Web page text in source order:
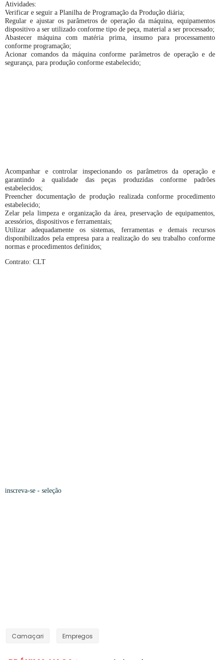
Atividades:
Verificar e seguir a Planilha de Programação da Produção diária;
Regular e ajustar os parâmetros de operação da máquina, equipamentos
dispositivo a ser utilizado conforme tipo de peça, material a ser processado;
Abastecer máquina com matéria prima, insumo para processamento
conforme programação;
Acionar comandos da máquina conforme parâmetros de operação e de
segurança, para produção conforme estabelecido;
Acompanhar e controlar inspecionando os parâmetros da operação e
garantindo a qualidade das peças produzidas conforme padrões
estabelecidos;
Preencher documentação de produção realizada conforme procedimento
estabelecido;
Zelar pela limpeza e organização da área, preservação de equipamentos,
acessórios, dispositivos e ferramentais;
Utilizar adequadamente os sistemas, ferramentas e demais recursos
disponibilizados pela empresa para a realização do seu trabalho conforme
normas e procedimentos definidos;
Contrato: CLT
inscreva-se - seleção
Camaçari Empregos